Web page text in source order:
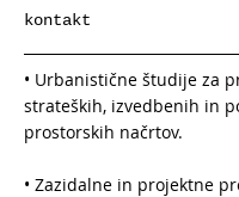
kontakt
• Urbanistične študije za
strateških, izvedbenih in
prostorskih načrtov.
• Zazidalne in projektne